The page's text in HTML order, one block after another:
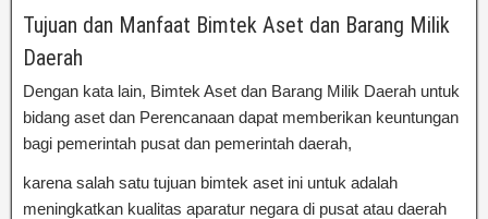
Tujuan dan Manfaat Bimtek Aset dan Barang Milik
Daerah
Dengan kata lain, Bimtek Aset dan Barang Milik Daerah untuk
bidang aset dan Perencanaan dapat memberikan keuntungan
bagi pemerintah pusat dan pemerintah daerah,
karena salah satu tujuan bimtek aset ini untuk adalah
meningkatkan kualitas aparatur negara di pusat atau daerah